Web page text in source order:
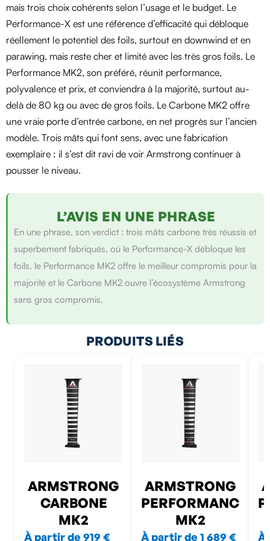
mais trois choix cohérents selon l’usage et le budget. Le
Performance-X est une référence d’efficacité qui débloque
réellement le potentiel des foils, surtout en downwind et en
parawing, mais reste cher et limité avec les très gros foils. Le
Performance MK2, son préféré, réunit performance,
polyvalence et prix, et conviendra à la majorité, surtout au-
delà de 80 kg ou avec de gros foils. Le Carbone MK2 offre
une vraie porte d’entrée carbone, en net progrès sur l’ancien
modèle. Trois mâts qui font sens, avec une fabrication
exemplaire : il s’est dit ravi de voir Armstrong continuer à
pousser le niveau.
L’AVIS EN UNE PHRASE
En une phrase, son verdict : trois mâts carbone très réussis et
superbement fabriqués, où le Performance-X débloque les
foils, le Performance MK2 offre le meilleur compromis pour la
majorité et le Carbone MK2 ouvre l’écosystème Armstrong
sans gros compromis.
PRODUITS LIÉS
ARMSTRONG
CARBONE
MK2
À partir de 919 €
ARMSTRONG
PERFORMANCE
MK2
À partir de 1 689 € À